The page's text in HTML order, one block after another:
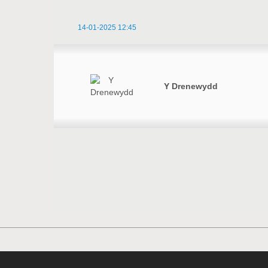
14-01-2025 12:45
Y Drenewydd